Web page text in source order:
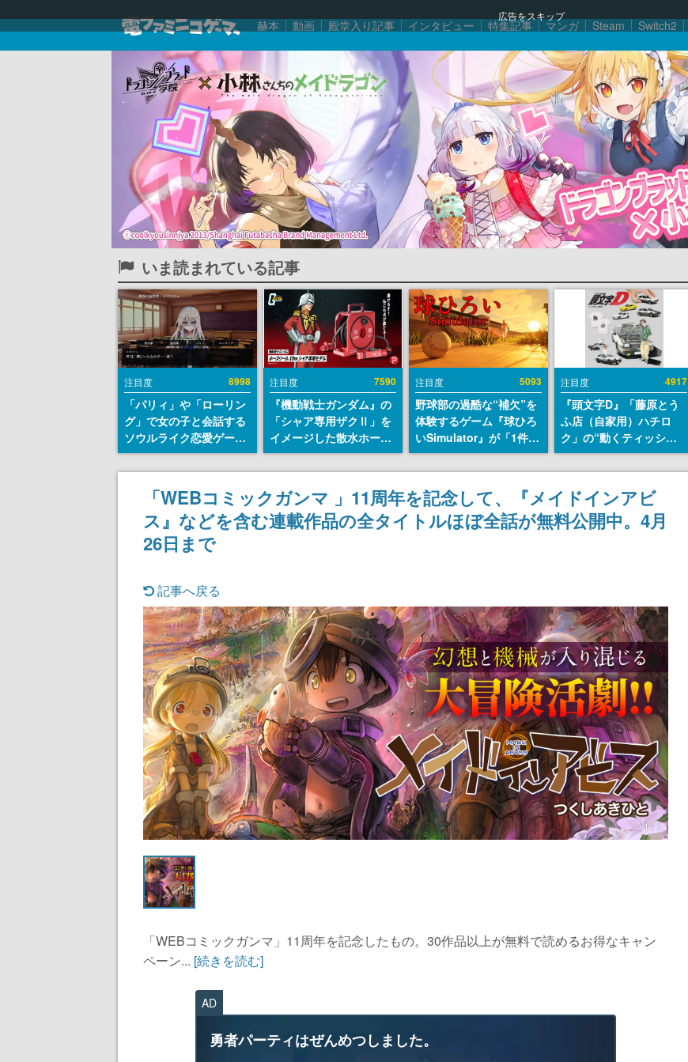
広告をスキップ
赫本 動画 殿堂入り記事 インタビュー 特集記事 マンガ Steam Switch2
いま読まれている記事
注目度 8998
「パリィ」や「ローリン
グ」で女の子と会話する
ソウルライク恋愛ゲーム
『小早川さんはソウルラ
イク』無料公開。返事に
失敗すると「YOU
DIED」
注目度 7590
『機動戦士ガンダム』の
「シャア専用ザクⅡ」を
イメージした散水ホース
リールが予約開始。本体
にはシャアのパーソナル
マークやジオン公国軍の
エンブレム、型式番号な
どを配置
注目度 5093
野球部の過酷な“補欠”を
体験するゲーム『球ひろ
いSimulator』が「1件」
のウィッシュリストをも
とにチェコ語に対応し
SNSで話題に。『キング
ダム・カム』開発元やチ
ェコのプロ野球選手から
注目度 4917
『頭文字D』「藤原とう
ふ店（自家用）ハチロ
ク」の“動くティッシュ
ケース”が買えるポップ
アップショップが開催
へ。マンガの舞台である
群馬の「イオンモール高
崎」にて、8月11日から8
「WEBコミックガンマ 」11周年を記念して、『メイドインアビ
ス』などを含む連載作品の全タイトルほぼ全話が無料公開中。4月
26日まで
記事へ戻る
1 / 1
「WEBコミックガンマ」11周年を記念したもの。30作品以上が無料で読めるお得なキャン
ペーン... [続きを読む]
AD
勇者パーティはぜんめつしました。